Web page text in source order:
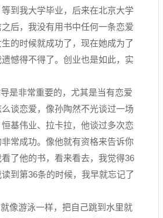
到我大学毕业，后来在北京大学
后，我没有用书中任何一条恋爱
的时候就成功了，现在她成为了
憾得不得了。创业也是如此，实
是非常重要的，尤其是当有恋爱
谈恋爱，像孙陶然不光谈过一场
基伟业、拉卡拉，他谈过多次恋
常成功。像他就有资格来告诉你
了他的书，看来看去，我觉得36
到第36条的时候，我早就忘记了
像游泳一样，把自己跳到水里就